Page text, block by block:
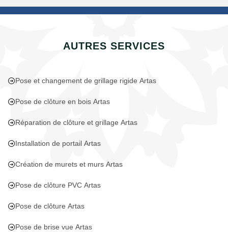
AUTRES SERVICES
Pose et changement de grillage rigide Artas
Pose de clôture en bois Artas
Réparation de clôture et grillage Artas
Installation de portail Artas
Création de murets et murs Artas
Pose de clôture PVC Artas
Pose de clôture Artas
Pose de brise vue Artas